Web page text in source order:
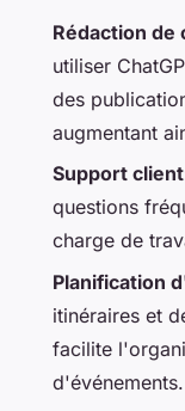
Rédaction de
utiliser
des
augmentant
Support client
questions
charge de
Planification
itinéraires et
facilite
d'événements.